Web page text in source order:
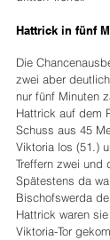
Hattrick in fünf
Die
zwei aber
nur fünf Minuten
Hattrick auf dem
Schuss aus 45
Viktoria los (51.)
Treffern zwei und
Spätestens da
Bischofswerda
Hattrick waren
Viktoria-Tor